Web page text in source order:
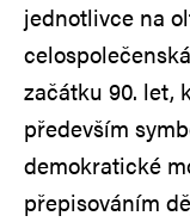
jednotlivce na
začátku 90. let,
především
demokratické
přepisováním